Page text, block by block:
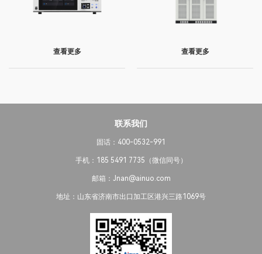
查看更多 查看更多
联系我们
固话：400-0532-991
手机：185 5491 7735（微信同号）
邮箱：Jnan@ainuo.com
地址：山东省济南市出口加工区港兴三路1069号